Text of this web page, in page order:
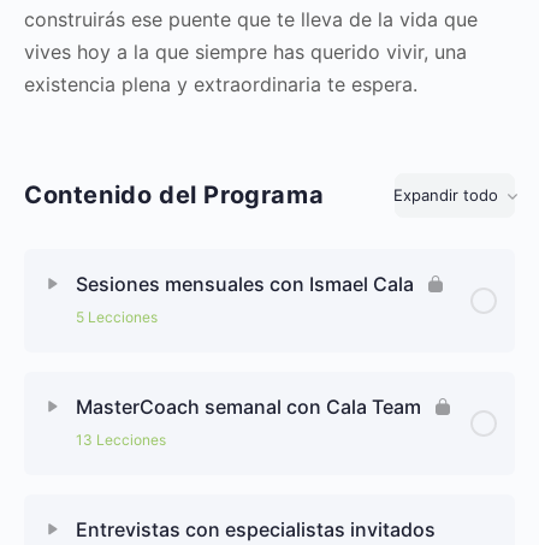
construirás ese puente que te lleva de la vida que
vives hoy a la que siempre has querido vivir, una
existencia plena y extraordinaria te espera.
Contenido del Programa Expandir todo
Sesiones mensuales con Ismael Cala
5 Lecciones
MasterCoach semanal con Cala Team
13 Lecciones
Entrevistas con especialistas invitados